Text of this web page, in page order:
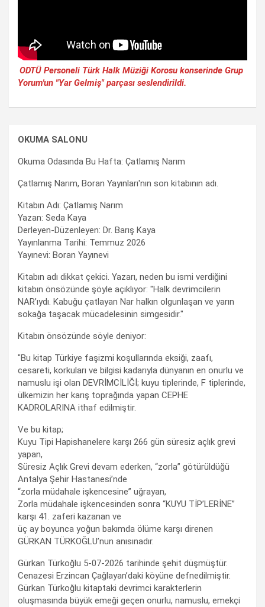
ODTÜ Personeli Türk Halk Müziği Korosu konserinde Grup
Yorum'un "Yar Gelmiş" parçası seslendirildi.
OKUMA SALONU
Okuma Odasında Bu Hafta: Çatlamış Narım
Çatlamış Narım, Boran Yayınları'nın son kitabının adı.
Kitabın Adı: Çatlamış Narım
Yazan: Seda Kaya
Derleyen-Düzenleyen: Dr. Barış Kaya
Yayınlanma Tarihi: Temmuz 2026
Yayınevi: Boran Yayınevi
Kitabın adı dikkat çekici. Yazarı, neden bu ismi verdiğini
kitabın önsözünde şöyle açıklıyor: "Halk devrimcilerin
NAR’ıydı. Kabuğu çatlayan Nar halkın olgunlaşan ve yarın
sokağa taşacak mücadelesinin simgesidir."
Kitabın önsözünde söyle deniyor:
"Bu kitap Türkiye faşizmi koşullarında eksiği, zaafı,
cesareti, korkuları ve bilgisi kadarıyla dünyanın en onurlu ve
namuslu işi olan DEVRİMCİLİĞİ; kuyu tiplerinde, F tiplerinde,
ülkemizin her karış toprağında yapan CEPHE
KADROLARINA ithaf edilmiştir.
Ve bu kitap;
Kuyu Tipi Hapishanelere karşı 266 gün süresiz açlık grevi
yapan,
Süresiz Açlık Grevi devam ederken, “zorla” götürüldüğü
Antalya Şehir Hastanesi’nde
“zorla müdahale işkencesine” uğrayan,
Zorla müdahale işkencesinden sonra “KUYU TİP’LERİNE”
karşı 41. zaferi kazanan ve
üç ay boyunca yoğun bakımda ölüme karşı direnen
GÜRKAN TÜRKOĞLU’nun anısınadır.
Gürkan Türkoğlu 5-07-2026 tarihinde şehit düşmüştür.
Cenazesi Erzincan Çağlayan’daki köyüne defnedilmiştir.
Gürkan Türkoğlu kitaptaki devrimci karakterlerin
oluşmasında büyük emeği geçen onurlu, namuslu, emekçi